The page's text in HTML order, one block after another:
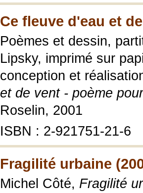
Ce fleuve d'eau et
Poèmes et dessin,
Lipsky, imprimé sur
conception et
et de vent - poème
Roselin, 2001
ISBN : 2-921751-21-6
Fragilité urbaine
Michel Côté, Fragilité